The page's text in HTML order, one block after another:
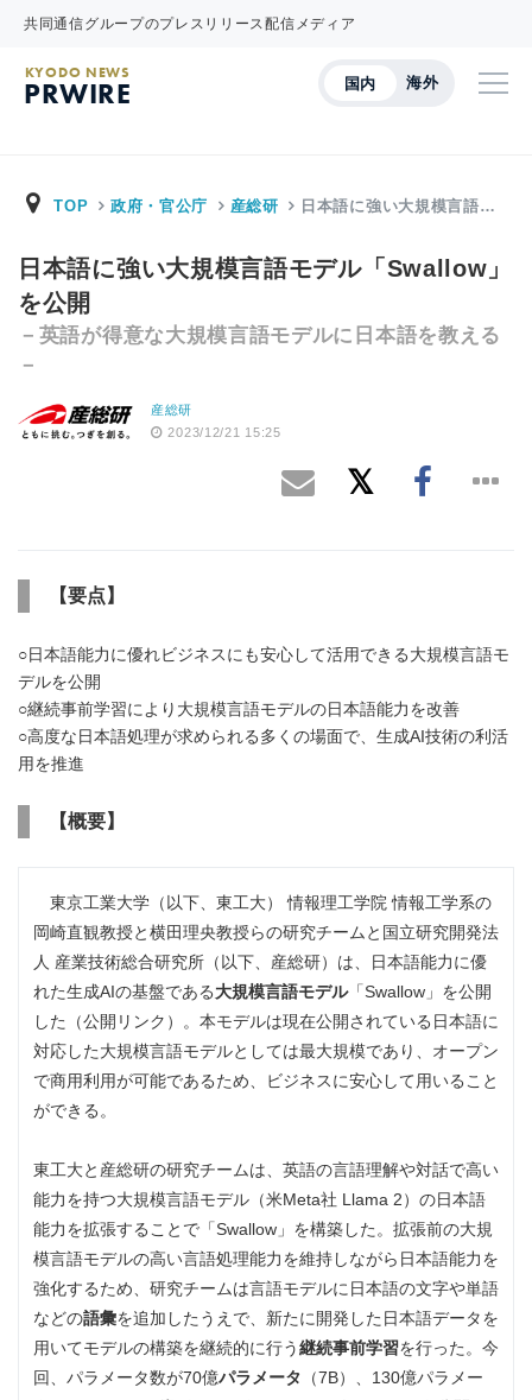
共同通信グループのプレスリリース配信メディア
国内 海外
KYODO NEWS
PRWIRE
TOP 政府・官公庁 産総研 日本語に強い大規模言語…
日本語に強い大規模言語モデル「Swallow」
を公開
－英語が得意な大規模言語モデルに日本語を教える
－
産総研
2023/12/21 15:25
【要点】
○日本語能力に優れビジネスにも安心して活用できる大規模言語モ
デルを公開
○継続事前学習により大規模言語モデルの日本語能力を改善
○高度な日本語処理が求められる多くの場面で、生成AI技術の利活
用を推進
【概要】
東京工業大学（以下、東工大） 情報理工学院 情報工学系の
岡崎直観教授と横田理央教授らの研究チームと国立研究開発法
人 産業技術総合研究所（以下、産総研）は、日本語能力に優
れた生成AIの基盤である大規模言語モデル「Swallow」を公開
した（公開リンク）。本モデルは現在公開されている日本語に
対応した大規模言語モデルとしては最大規模であり、オープン
で商用利用が可能であるため、ビジネスに安心して用いること
ができる。
東工大と産総研の研究チームは、英語の言語理解や対話で高い
能力を持つ大規模言語モデル（米Meta社 Llama 2）の日本語
能力を拡張することで「Swallow」を構築した。拡張前の大規
模言語モデルの高い言語処理能力を維持しながら日本語能力を
強化するため、研究チームは言語モデルに日本語の文字や単語
などの語彙を追加したうえで、新たに開発した日本語データを
用いてモデルの構築を継続的に行う継続事前学習を行った。今
回、パラメータ数が70億パラメータ
（7B）、130億パラメー